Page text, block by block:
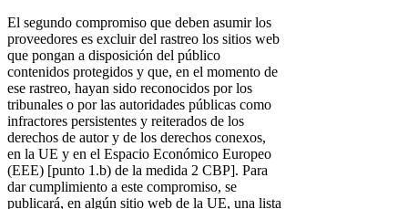
El segundo compromiso que deben asumir los
proveedores es excluir del rastreo los sitios web
que pongan a disposición del público
contenidos protegidos y que, en el momento de
ese rastreo, hayan sido reconocidos por los
tribunales o por las autoridades públicas como
infractores persistentes y reiterados de los
derechos de autor y de los derechos conexos,
en la UE y en el Espacio Económico Europeo
(EEE) [punto 1.b) de la medida 2 CBP]. Para
dar cumplimiento a este compromiso, se
publicará, en algún sitio web de la UE, una lista